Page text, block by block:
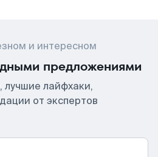
и интересном
предложениями
лучшие лайфхаки,
от экспертов